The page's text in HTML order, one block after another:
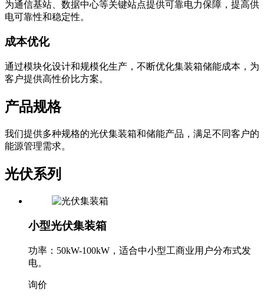
为通信基站、数据中心等关键站点提供可靠电力保障，提高供
电可靠性和稳定性。
成本优化
通过模块化设计和规模化生产，不断优化集装箱储能成本，为
客户提供高性价比方案。
产品规格
我们提供多种规格的光伏集装箱和储能产品，满足不同客户的
能源管理需求。
光伏系列
小型光伏集装箱
功率：50kW-100kW，适合中小型工商业用户分布式发
电。
询价